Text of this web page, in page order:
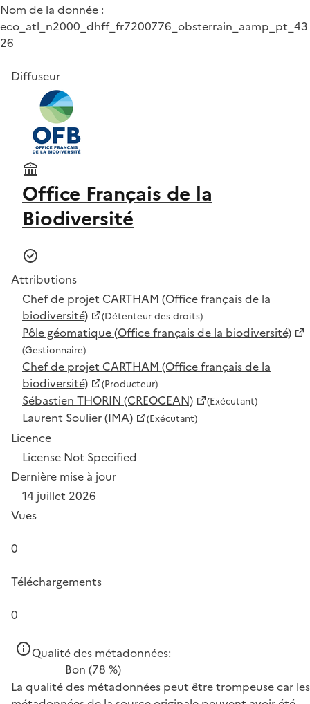
Nom de la donnée :
eco_atl_n2000_dhff_fr7200776_obsterrain_aamp_pt_43
26
Diffuseur
Office Français de la
Biodiversité
Attributions
Chef de projet CARTHAM (Office français de la
biodiversité)
(Détenteur des droits)
Pôle géomatique (Office français de la biodiversité)
(Gestionnaire)
Chef de projet CARTHAM (Office français de la
biodiversité)
(Producteur)
Sébastien THORIN (CREOCEAN) (Exécutant)
Laurent Soulier (IMA) (Exécutant)
Licence
License Not Specified
Dernière mise à jour
14 juillet 2026
Vues
0
Téléchargements
0
Qualité des métadonnées:
Bon (78 %)
La qualité des métadonnées peut être trompeuse car les